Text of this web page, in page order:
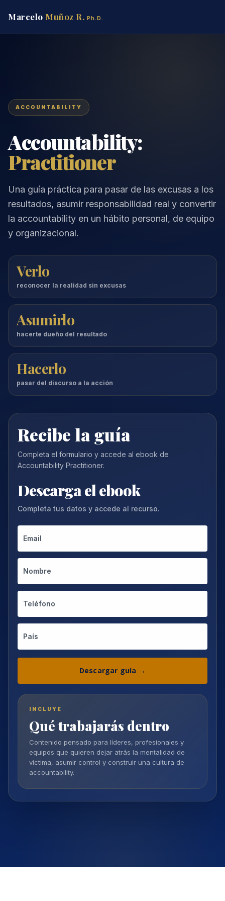
Marcelo Muñoz R. Ph.D.
ACCOUNTABILITY
Accountability:
Practitioner
Una guía práctica para pasar de las excusas a los
resultados, asumir responsabilidad real y convertir
la accountability en un hábito personal, de equipo
y organizacional.
Verlo
reconocer la realidad sin excusas
Asumirlo
hacerte dueño del resultado
Hacerlo
pasar del discurso a la acción
Recibe la guía
Completa el formulario y accede al ebook de
Accountability Practitioner.
Descarga el ebook
Completa tus datos y accede al recurso.
Descargar guía →
INCLUYE
Qué trabajarás dentro
Contenido pensado para líderes, profesionales y
equipos que quieren dejar atrás la mentalidad de
víctima, asumir control y construir una cultura de
accountability.